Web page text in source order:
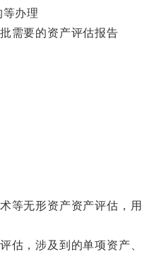
办理
要的资产评估报告
无形资产资产评估，用
，涉及到的单项资产、